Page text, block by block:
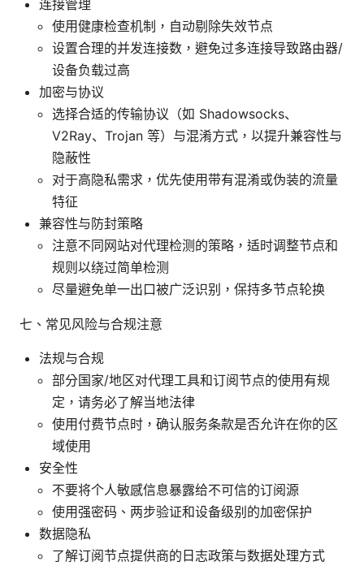
连接管理
使用健康检查机制，自动剔除失效节点
设置合理的并发连接数，避免过多连接导致路由器/
设备负载过高
加密与协议
选择合适的传输协议（如 Shadowsocks、
V2Ray、Trojan 等）与混淆方式，以提升兼容性与
隐蔽性
对于高隐私需求，优先使用带有混淆或伪装的流量
特征
兼容性与防封策略
注意不同网站对代理检测的策略，适时调整节点和
规则以绕过简单检测
尽量避免单一出口被广泛识别，保持多节点轮换
七、常见风险与合规注意
法规与合规
部分国家/地区对代理工具和订阅节点的使用有规
定，请务必了解当地法律
使用付费节点时，确认服务条款是否允许在你的区
域使用
安全性
不要将个人敏感信息暴露给不可信的订阅源
使用强密码、两步验证和设备级别的加密保护
数据隐私
了解订阅节点提供商的日志政策与数据处理方式